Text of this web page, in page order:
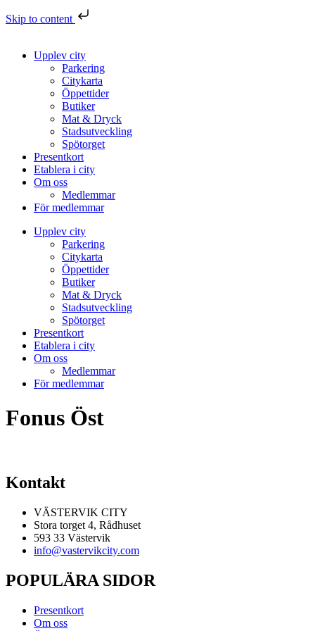
Skip to content
Upplev city
Parkering
Citykarta
Öppettider
Butiker
Mat & Dryck
Stadsutveckling
Spötorget
Presentkort
Etablera i city
Om oss
Medlemmar
För medlemmar
Upplev city
Parkering
Citykarta
Öppettider
Butiker
Mat & Dryck
Stadsutveckling
Spötorget
Presentkort
Etablera i city
Om oss
Medlemmar
För medlemmar
Fonus Öst
Kontakt
VÄSTERVIK CITY
Stora torget 4, Rådhuset
593 33 Västervik
info@vastervikcity.com
POPULÄRA SIDOR
Presentkort
Om oss